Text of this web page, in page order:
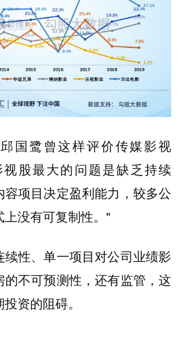
国鹭曾这样评价传媒影视
股最大的问题是缺乏持续
容项目决定盈利能力，较多公
没有可复制性。"
续性、单一项目对公司业绩影
的不可预测性，还有监管，这
资的阻碍。